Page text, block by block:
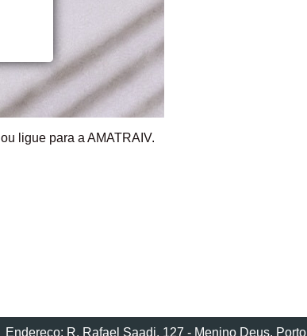
ou ligue para a AMATRAIV.
Endereço: R. Rafael Saadi, 127 - Menino Deus, Porto